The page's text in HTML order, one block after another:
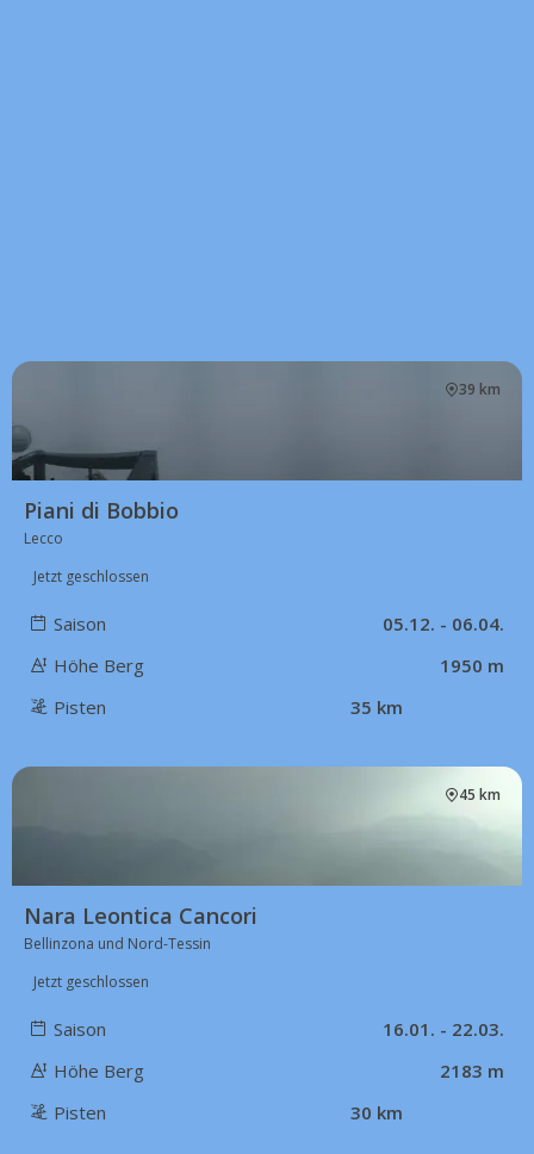
39 km
Piani di Bobbio
Lecco
Jetzt geschlossen
Saison
05.12. - 06.04.
Höhe Berg
1950 m
Pisten
35 km
45 km
Nara Leontica Cancori
Bellinzona und Nord-Tessin
Jetzt geschlossen
Saison
16.01. - 22.03.
Höhe Berg
2183 m
Pisten
30 km